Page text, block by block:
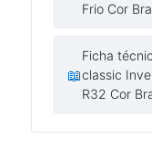
Frio Cor
📖
Ficha
classic
R32 Cor